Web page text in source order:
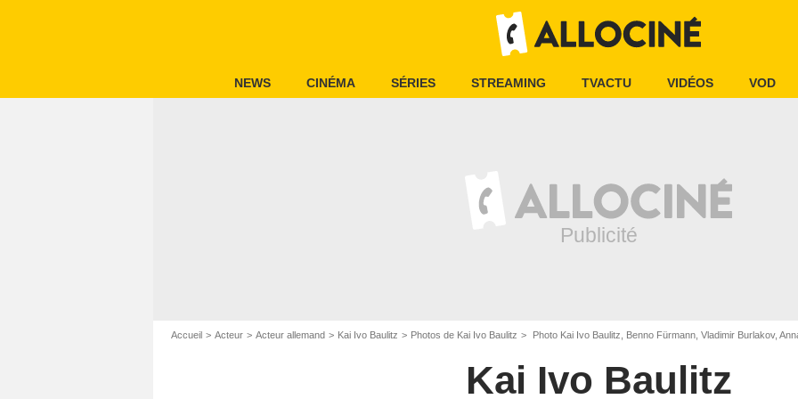
NEWS CINÉMA SÉRIES STREAMING TVACTU VIDÉOS VOD
Accueil Acteur Acteur allemand Kai Ivo Baulitz Photos de Kai Ivo Baulitz Photo Kai Ivo Baulitz, Benno Fürmann, Vladimir Burlakov,
Kai Ivo Baulitz